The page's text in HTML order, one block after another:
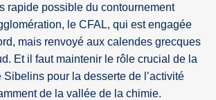
rapide possible du contournement
le CFAL, qui est engagée
mais renvoyé aux calendes grecques
Et il faut maintenir le rôle crucial de la
Sibelins pour la desserte de l’activité
de la vallée de la chimie.